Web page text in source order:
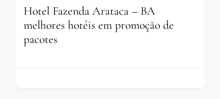
Hotel Fazenda Arataca – BA
melhores hotéis em promoção de
pacotes